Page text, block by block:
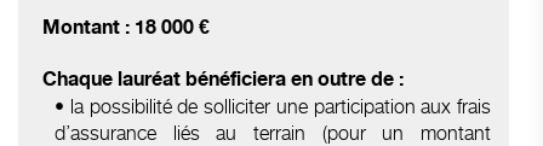
Montant : 18 000 €
Chaque lauréat bénéficiera en outre de :
• la possibilité de solliciter une participation aux frais
d’assurance liés au terrain (pour un montant